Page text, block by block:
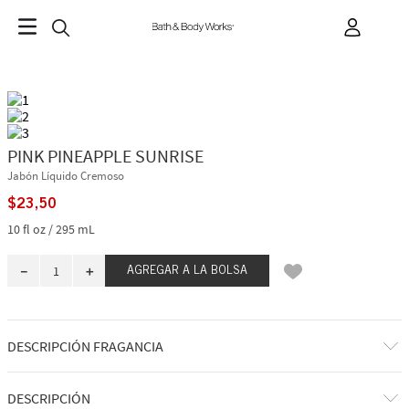
PINK PINEAPPLE SUNRISE
Jabón Líquido Cremoso
$23,50
10 fl oz / 295 mL
＋
－ AGREGAR A LA BOLSA
DESCRIPCIÓN FRAGANCIA
¡Saludos desde el paraíso! Despierta con el dulce aroma del jugo de piña
rosa y el amanecer abriéndose paso entre las palmeras.
DESCRIPCIÓN